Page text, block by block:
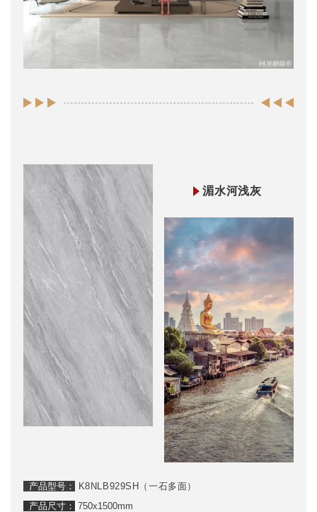
湄水河浅灰
产品型号： K8NLB929SH（一石多面）
产品尺寸： 750x1500mm